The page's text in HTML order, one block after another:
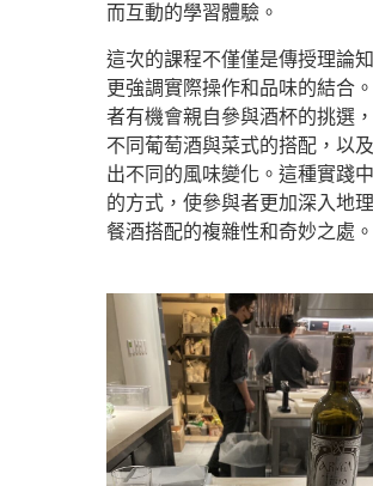
而互動的學習體驗。
這次的課程不僅僅是傳授理論知
更強調實際操作和品味的結合
者有機會親自參與酒杯的挑選
不同葡萄酒與菜式的搭配，以
出不同的風味變化。這種實踐
的方式，使參與者更加深入地
餐酒搭配的複雜性和奇妙之處。